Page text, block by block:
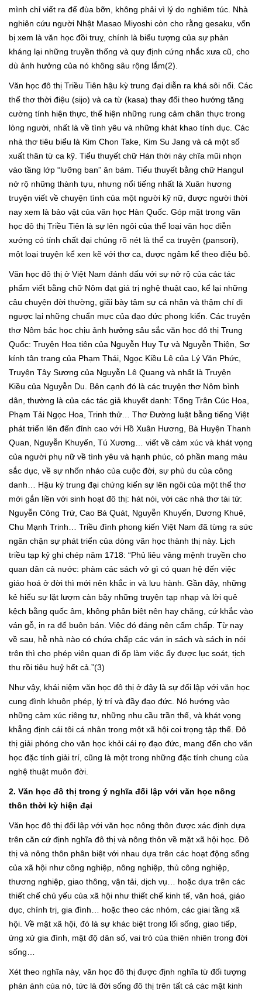
mình chỉ viết ra để đùa bỡn, không phải vì lý do nghiêm túc. Nhà
nghiên cứu người Nhật Masao Miyoshi còn cho rằng gesaku, vốn
bị xem là văn học đồi truỵ, chính là biểu tượng của sự phản
kháng lại những truyền thống và quy định cứng nhắc xưa cũ, cho
dù ảnh hưởng của nó không sâu rộng lắm(2).
Văn học đô thị Triều Tiên hậu kỳ trung đại diễn ra khá sôi nổi. Các
thể thơ thời điệu (sijo) và ca từ (kasa) thay đổi theo hướng tăng
cường tính hiện thực, thể hiện những rung cảm chân thực trong
lòng người, nhất là về tình yêu và những khát khao tính dục. Các
nhà thơ tiêu biểu là Kim Chon Take, Kim Su Jang và cả một số
xuất thân từ ca kỹ. Tiểu thuyết chữ Hán thời này chĩa mũi nhọn
vào tầng lớp “lưỡng ban” ăn bám. Tiểu thuyết bằng chữ Hangul
nở rộ những thành tựu, nhưng nổi tiếng nhất là Xuân hương
truyện viết về chuyện tình của một người kỹ nữ, được người thời
nay xem là bảo vật của văn học Hàn Quốc. Góp mặt trong văn
học đô thị Triều Tiên là sự lên ngôi của thể loại văn học diễn
xướng có tính chất đại chúng rõ nét là thể ca truyện (pansori),
một loại truyện kể xen kẽ với thơ ca, được ngâm kể theo điệu bộ.
Văn học đô thị ở Việt Nam đánh dấu với sự nở rộ của các tác
phẩm viết bằng chữ Nôm đạt giá trị nghệ thuật cao, kể lại những
câu chuyện đời thường, giãi bày tâm sự cá nhân và thậm chí đi
ngược lại những chuẩn mực của đạo đức phong kiến. Các truyện
thơ Nôm bác học chịu ảnh hưởng sâu sắc văn học đô thị Trung
Quốc: Truyện Hoa tiên của Nguyễn Huy Tự và Nguyễn Thiện, Sơ
kính tân trang của Phạm Thái, Ngọc Kiều Lê của Lý Văn Phức,
Truyện Tây Sương của Nguyễn Lê Quang và nhất là Truyện
Kiều của Nguyễn Du. Bên cạnh đó là các truyện thơ Nôm bình
dân, thường là của các tác giả khuyết danh: Tống Trân Cúc Hoa,
Phạm Tải Ngọc Hoa, Trinh thử… Thơ Đường luật bằng tiếng Việt
phát triển lên đến đỉnh cao với Hồ Xuân Hương, Bà Huyện Thanh
Quan, Nguyễn Khuyến, Tú Xương… viết về cảm xúc và khát vọng
của người phụ nữ về tình yêu và hạnh phúc, có phần mang màu
sắc dục, về sự nhốn nháo của cuộc đời, sự phù du của công
danh… Hậu kỳ trung đại chứng kiến sự lên ngôi của một thể thơ
mới gắn liền với sinh hoạt đô thị: hát nói, với các nhà thơ tài tử:
Nguyễn Công Trứ, Cao Bá Quát, Nguyễn Khuyến, Dương Khuê,
Chu Mạnh Trinh… Triều đình phong kiến Việt Nam đã từng ra sức
ngăn chặn sự phát triển của dòng văn học thành thị này. Lịch
triều tạp kỷ ghi chép năm 1718: “Phủ liêu vâng mệnh truyền cho
quan dân cả nước: phàm các sách vở gì có quan hệ đến việc
giáo hoá ở đời thì mới nên khắc in và lưu hành. Gần đây, những
kẻ hiếu sự lặt lượm càn bậy những truyện tạp nhạp và lời quê
kệch bằng quốc âm, không phân biệt nên hay chăng, cứ khắc vào
ván gỗ, in ra để buôn bán. Việc đó đáng nên cấm chấp. Từ nay
về sau, hễ nhà nào có chứa chấp các ván in sách và sách in nói
trên thì cho phép viên quan đi ốp làm việc ấy được lục soát, tịch
thu rồi tiêu huỷ hết cả.”(3)
Như vậy, khái niệm văn học đô thị ở đây là sự đối lập với văn học
cung đình khuôn phép, lý trí và đầy đạo đức. Nó hướng vào
những cảm xúc riêng tư, những nhu cầu trần thế, và khát vọng
khẳng định cái tôi cá nhân trong một xã hội coi trọng tập thể. Đô
thị giải phóng cho văn học khỏi cái rọ đạo đức, mang đến cho văn
học đặc tính giải trí, cũng là một trong những đặc tính chung của
nghệ thuật muôn đời.
2. Văn học đô thị trong ý nghĩa đối lập với văn học nông
thôn thời kỳ hiện đại
Văn học đô thị đối lập với văn học nông thôn được xác định dựa
trên căn cứ định nghĩa đô thị và nông thôn về mặt xã hội học. Đô
thị và nông thôn phân biệt với nhau dựa trên các hoạt động sống
của xã hội như công nghiệp, nông nghiệp, thủ công nghiệp,
thương nghiệp, giao thông, vận tải, dịch vụ… hoặc dựa trên các
thiết chế chủ yếu của xã hội như thiết chế kinh tế, văn hoá, giáo
dục, chính trị, gia đình… hoặc theo các nhóm, các giai tầng xã
hội. Về mặt xã hội, đó là sự khác biệt trong lối sống, giao tiếp,
ứng xử gia đình, mật độ dân số, vai trò của thiên nhiên trong đời
sống…
Xét theo nghĩa này, văn học đô thị được định nghĩa từ đối tượng
phản ánh của nó, tức là đời sống đô thị trên tất cả các mặt kinh